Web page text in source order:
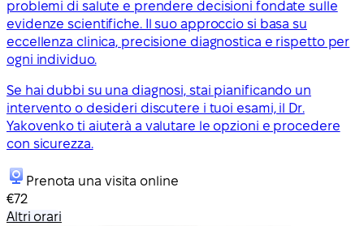
problemi di salute e prendere decisioni fondate sulle
evidenze scientifiche. Il suo approccio si basa su
eccellenza clinica, precisione diagnostica e rispetto per
ogni individuo.
Se hai dubbi su una diagnosi, stai pianificando un
intervento o desideri discutere i tuoi esami, il Dr.
Yakovenko ti aiuterà a valutare le opzioni e procedere
con sicurezza.
Prenota una visita online
€72
Altri orari